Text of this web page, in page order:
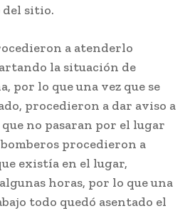
del sitio.
a atenderlo
la situación de
por lo que una vez que se
procedieron a dar aviso a
que no pasaran por el lugar
procedieron a
existía en el lugar,
horas, por lo que una
todo quedó asentado el